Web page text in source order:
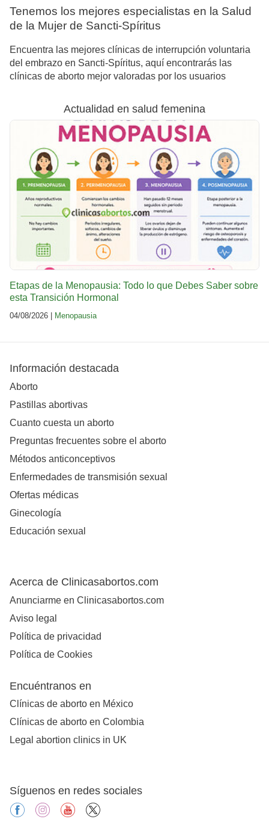
Tenemos los mejores especialistas en la Salud
de la Mujer de Sancti-Spíritus
Encuentra las mejores clínicas de interrupción voluntaria
del embrazo en Sancti-Spíritus, aquí encontrarás las
clínicas de aborto mejor valoradas por los usuarios
Actualidad en salud femenina
Etapas de la Menopausia: Todo lo que Debes Saber sobre
esta Transición Hormonal
04/08/2026 | Menopausia
Información destacada
Aborto
Pastillas abortivas
Cuanto cuesta un aborto
Preguntas frecuentes sobre el aborto
Métodos anticonceptivos
Enfermedades de transmisión sexual
Ofertas médicas
Ginecología
Educación sexual
Acerca de Clinicasabortos.com
Anunciarme en Clinicasabortos.com
Aviso legal
Política de privacidad
Política de Cookies
Encuéntranos en
Clínicas de aborto en México
Clínicas de aborto en Colombia
Legal abortion clinics in UK
Síguenos en redes sociales
facebookinstagramyoutube